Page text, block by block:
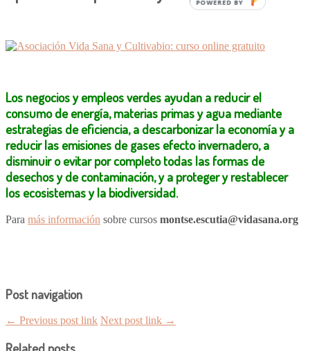
Los negocios y empleos verdes ayudan a reducir el
consumo de energía, materias primas y agua mediante
estrategias de eficiencia, a descarbonizar la economía y a
reducir las emisiones de gases efecto invernadero, a
disminuir o evitar por completo todas las formas de
desechos y de contaminación, y a proteger y restablecer
los ecosistemas y la biodiversidad.
Para más información sobre cursos montse.escutia@vidasana.org
Post navigation
← Previous post link Next post link →